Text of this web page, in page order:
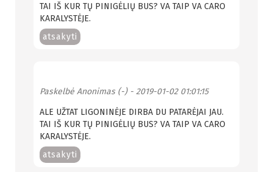
TAI IŠ KUR TŲ PINIGĖLIŲ BUS? VA TAIP VA CARO
KARALYSTĖJE.
atsakyti
Paskelbė Anonimas (-)- 2019-01-02 01:01:15
ALE UŽTAT LIGONINĖJE DIRBA DU PATARĖJAI JAU.
TAI IŠ KUR TŲ PINIGĖLIŲ BUS? VA TAIP VA CARO
KARALYSTĖJE.
atsakyti